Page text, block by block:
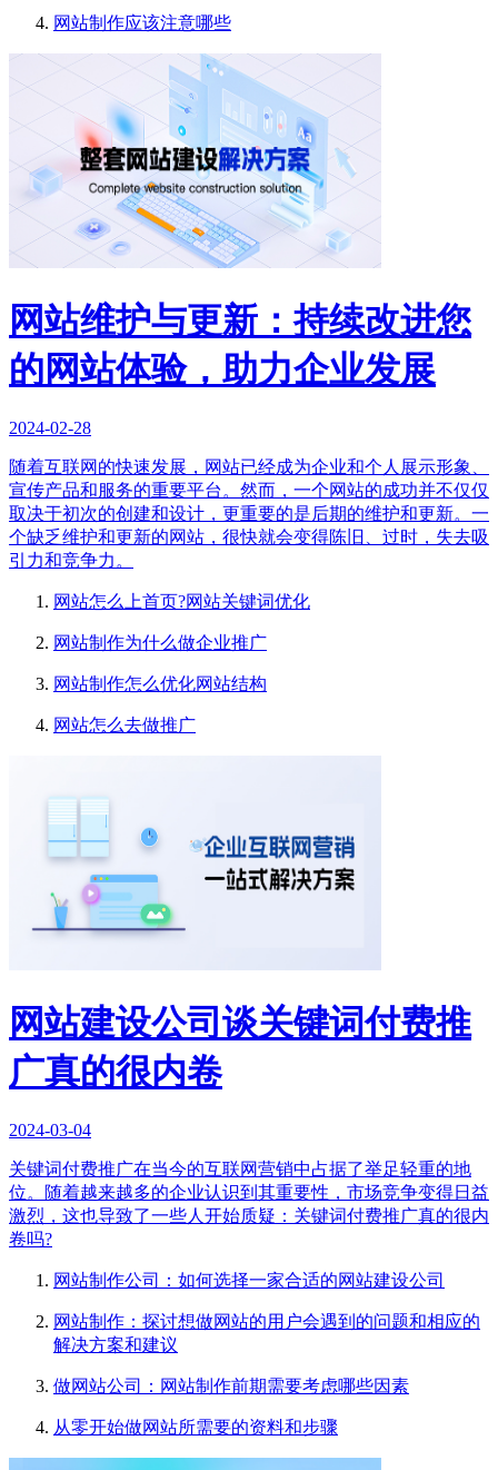
网站制作应该注意哪些
网站维护与更新：持续改进您
的网站体验，助力企业发展
2024-02-28
随着互联网的快速发展，网站已经成为企业和个人展示形象、
宣传产品和服务的重要平台。然而，一个网站的成功并不仅仅
取决于初次的创建和设计，更重要的是后期的维护和更新。一
个缺乏维护和更新的网站，很快就会变得陈旧、过时，失去吸
引力和竞争力。
网站怎么上首页?网站关键词优化
网站制作为什么做企业推广
网站制作怎么优化网站结构
网站怎么去做推广
网站建设公司谈关键词付费推
广真的很内卷
2024-03-04
关键词付费推广在当今的互联网营销中占据了举足轻重的地
位。随着越来越多的企业认识到其重要性，市场竞争变得日益
激烈，这也导致了一些人开始质疑：关键词付费推广真的很内
卷吗?
网站制作公司：如何选择一家合适的网站建设公司
网站制作：探讨想做网站的用户会遇到的问题和相应的
解决方案和建议
做网站公司：网站制作前期需要考虑哪些因素
从零开始做网站所需要的资料和步骤